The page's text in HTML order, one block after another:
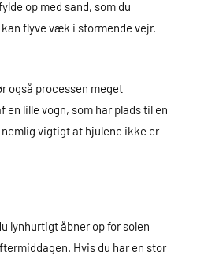
op med sand, som du
flyve væk i stormende vejr.
også processen meget
lille vogn, som har plads til en
vigtigt at hjulene ikke er
lynhurtigt åbner op for solen
Hvis du har en stor